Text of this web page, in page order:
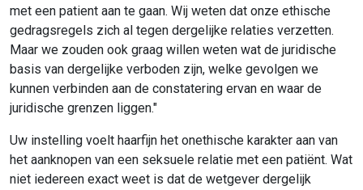
met een patient aan te gaan. Wij weten dat onze ethische
gedragsregels zich al tegen dergelijke relaties verzetten.
Maar we zouden ook graag willen weten wat de juridische
basis van dergelijke verboden zijn, welke gevolgen we
kunnen verbinden aan de constatering ervan en waar de
juridische grenzen liggen."
Uw instelling voelt haarfijn het onethische karakter aan van
het aanknopen van een seksuele relatie met een patiënt. Wat
niet iedereen exact weet is dat de wetgever dergelijk